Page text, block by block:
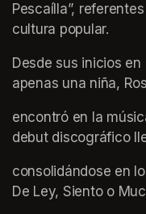
Pescaílla”,
cultura popular.
Desde sus inicios
apenas una niña,
encontró en la
debut discográfico
consolidándose en
De Ley, Siento o